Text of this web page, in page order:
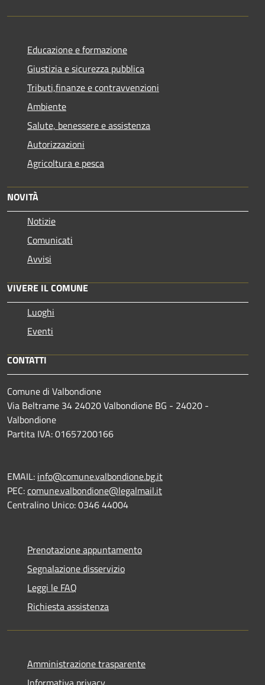
Educazione e formazione
Giustizia e sicurezza pubblica
Tributi,finanze e contravvenzioni
Ambiente
Salute, benessere e assistenza
Autorizzazioni
Agricoltura e pesca
NOVITÀ
Notizie
Comunicati
Avvisi
VIVERE IL COMUNE
Luoghi
Eventi
CONTATTI
Comune di Valbondione
Via Beltrame 34 24020 Valbondione BG - 24020 -
Valbondione
Partita IVA: 01657200166
EMAIL: info@comune.valbondione.bg.it
PEC:comune.valbondione@legalmail.it
Centralino Unico: 0346 44004
Prenotazione appuntamento
Segnalazione disservizio
Leggi le FAQ
Richiesta assistenza
Amministrazione trasparente